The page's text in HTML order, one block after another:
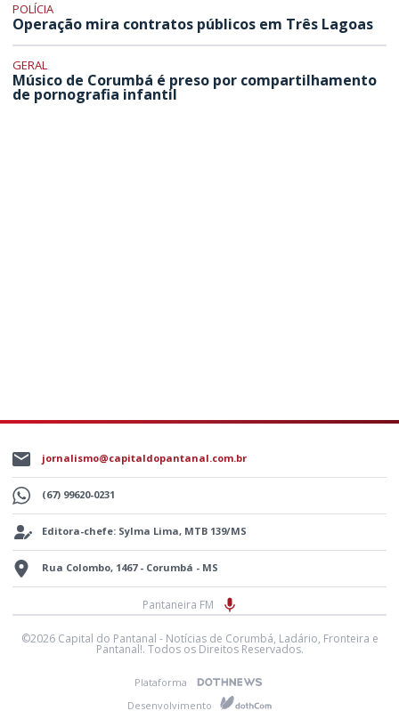
POLÍCIA
Operação mira contratos públicos em Três Lagoas
GERAL
Músico de Corumbá é preso por compartilhamento
de pornografia infantil
jornalismo@capitaldopantanal.com.br
(67) 99620-0231
Editora-chefe: Sylma Lima, MTB 139/MS
Rua Colombo, 1467 - Corumbá - MS
Pantaneira FM
©2026 Capital do Pantanal - Notícias de Corumbá, Ladário, Fronteira e
Pantanal!. Todos os Direitos Reservados.
Plataforma
Desenvolvimento